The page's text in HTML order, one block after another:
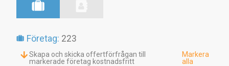
Företag: 223
Skapa och skicka offertförfrågan till
markerade företag kostnadsfritt
Markera
alla